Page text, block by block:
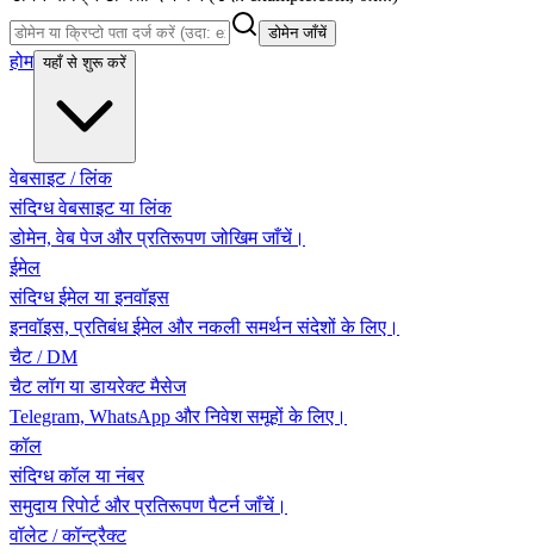
डोमेन जाँचें
होम यहाँ से शुरू करें
वेबसाइट / लिंक
संदिग्ध वेबसाइट या लिंक
डोमेन, वेब पेज और प्रतिरूपण जोखिम जाँचें।
ईमेल
संदिग्ध ईमेल या इनवॉइस
इनवॉइस, प्रतिबंध ईमेल और नकली समर्थन संदेशों के लिए।
चैट / DM
चैट लॉग या डायरेक्ट मैसेज
Telegram, WhatsApp और निवेश समूहों के लिए।
कॉल
संदिग्ध कॉल या नंबर
समुदाय रिपोर्ट और प्रतिरूपण पैटर्न जाँचें।
वॉलेट / कॉन्ट्रैक्ट